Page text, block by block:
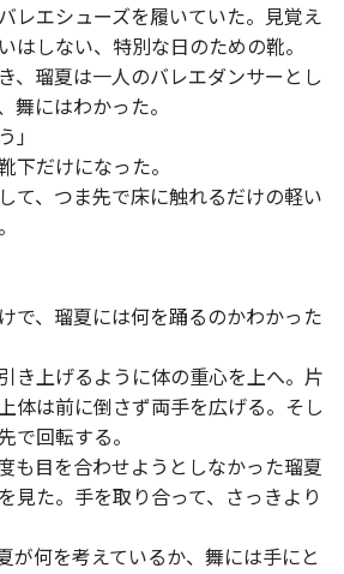
レエシューズを履いていた。見覚え
はしない、特別な日のための靴。
、瑠夏は一人のバレエダンサーとし
舞にはわかった。
」
だけになった。
て、つま先で床に触れるだけの軽い
で、瑠夏には何を踊るのかわかった
き上げるように体の重心を上へ。片
体は前に倒さず両手を広げる。そし
で回転する。
も目を合わせようとしなかった瑠夏
見た。手を取り合って、さっきより
が何を考えているか、舞には手にと